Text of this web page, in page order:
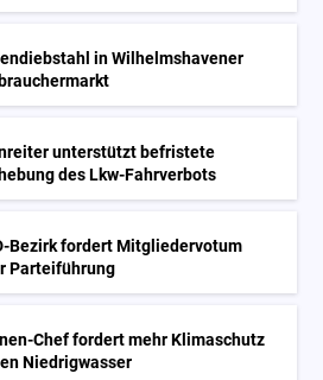
in Wilhelmshavener
unterstützt befristete
des Lkw-Fahrverbots
Bezirk fordert Mitgliedervotum
Parteiführung
Chef fordert mehr Klimaschutz
Niedrigwasser